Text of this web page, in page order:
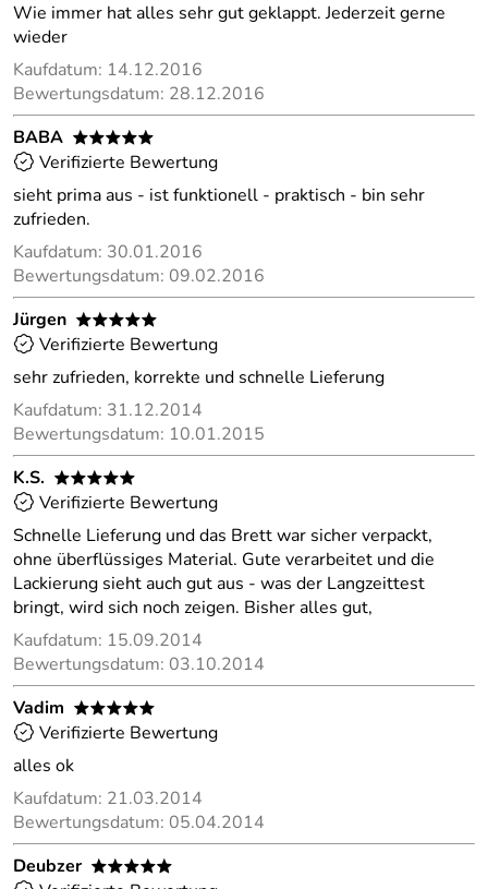
Wie immer hat alles sehr gut geklappt. Jederzeit gerne
wieder
Kaufdatum: 14.12.2016
Bewertungsdatum: 28.12.2016
BABA
*****
Verifizierte Bewertung
sieht prima aus - ist funktionell - praktisch - bin sehr
zufrieden.
Kaufdatum: 30.01.2016
Bewertungsdatum: 09.02.2016
Jürgen
*****
Verifizierte Bewertung
sehr zufrieden, korrekte und schnelle Lieferung
Kaufdatum: 31.12.2014
Bewertungsdatum: 10.01.2015
K.S.
*****
Verifizierte Bewertung
Schnelle Lieferung und das Brett war sicher verpackt,
ohne überflüssiges Material. Gute verarbeitet und die
Lackierung sieht auch gut aus - was der Langzeittest
bringt, wird sich noch zeigen. Bisher alles gut,
Kaufdatum: 15.09.2014
Bewertungsdatum: 03.10.2014
Vadim
*****
Verifizierte Bewertung
alles ok
Kaufdatum: 21.03.2014
Bewertungsdatum: 05.04.2014
Deubzer
*****